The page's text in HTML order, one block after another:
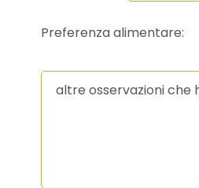
Preferenza alimentare: